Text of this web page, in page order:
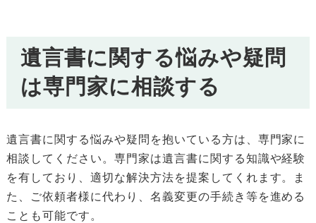
遺言書に関する悩みや疑問
は専門家に相談する
遺言書に関する悩みや疑問を抱いている方は、専門家に
相談してください。専門家は遺言書に関する知識や経験
を有しており、適切な解決方法を提案してくれます。ま
た、ご依頼者様に代わり、名義変更の手続き等を進める
ことも可能です。